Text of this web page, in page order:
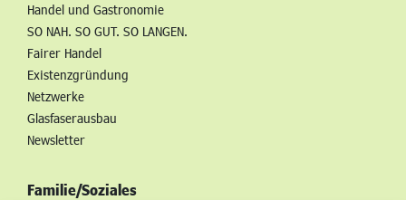
Handel und Gastronomie
SO NAH. SO GUT. SO LANGEN.
Fairer Handel
Existenzgründung
Netzwerke
Glasfaserausbau
Newsletter
Familie/Soziales